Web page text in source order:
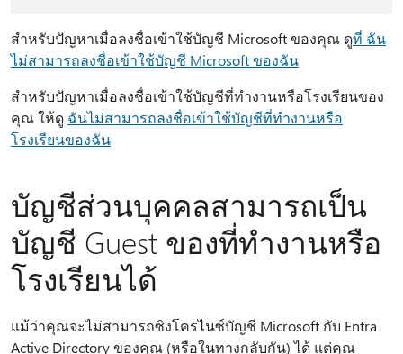
สําหรับปัญหาเมื่อลงชื่อเข้าใช้บัญชี Microsoft ของคุณ ดูที่ ฉัน
ไม่สามารถลงชื่อเข้าใช้บัญชี Microsoft ของฉัน
สําหรับปัญหาเมื่อลงชื่อเข้าใช้บัญชีที่ทํางานหรือโรงเรียนของ
คุณ ให้ดู ฉันไม่สามารถลงชื่อเข้าใช้บัญชีที่ทํางานหรือ
โรงเรียนของฉัน
บัญชีส่วนบุคคลสามารถเป็น
บัญชี Guest ของที่ทํางานหรือ
โรงเรียนได้
แม้ว่าคุณจะไม่สามารถซิงโครไนซ์บัญชี Microsoft กับ Entra
Active Directory ของคุณ (หรือในทางกลับกัน) ได้ แต่คุณ